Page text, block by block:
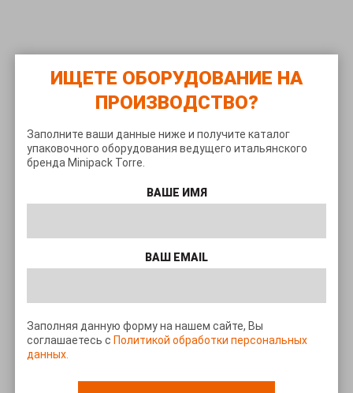
ИЩЕТЕ ОБОРУДОВАНИЕ НА
ПРОИЗВОДСТВО?
Заполните ваши данные ниже и получите каталог
упаковочного оборудования ведущего итальянского
бренда Minipack Torre.
ВАШЕ ИМЯ
ВАШ EMAIL
Заполняя данную форму на нашем сайте, Вы
соглашаетесь с Политикой обработки персональных
данных.